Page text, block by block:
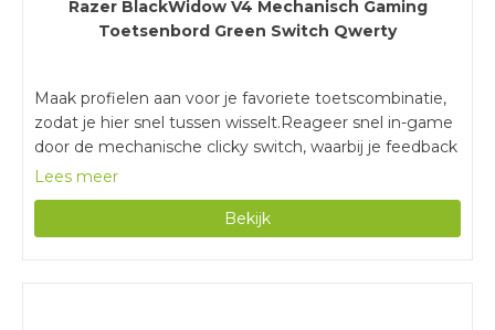
Razer BlackWidow V4 Mechanisch Gaming
Toetsenbord Green Switch Qwerty
Maak profielen aan voor je favoriete toetscombinatie,
zodat je hier snel tussen wisselt.Reageer snel in-game
door de mechanische clicky switch, waarbij je feedback
voelt en hoort tijdens het indrukken van de toets.Je
blok ook voor werk of studie.Met een bedraad
toetsenbord heb je minder bewegingsvrijheid, omdat
Lees meer
Bekijk